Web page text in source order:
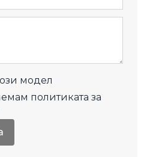
модел
политиката за